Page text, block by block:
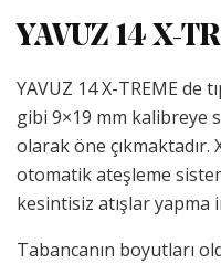
YAVUZ 14 X-
YAVUZ 14 X-TREME de
gibi 9×19 mm kalibreye
olarak öne çıkmaktadır.
otomatik ateşleme
kesintisiz atışlar yapma
Tabancanın boyutları